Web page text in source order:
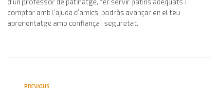
comptar amb l’ajuda d’amics, podràs avançar en el teu
aprenentatge amb confiança i seguretat.
PREVIOUS